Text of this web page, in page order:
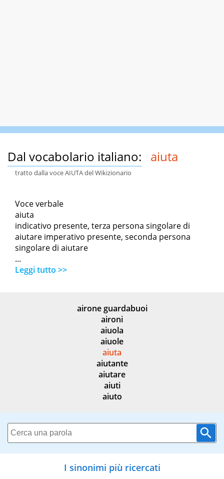
Dal vocabolario italiano: aiuta
tratto dalla voce AIUTA del Wikizionario
Voce verbale
aiuta
indicativo presente, terza persona singolare di
aiutare imperativo presente, seconda persona
singolare di aiutare
...
Leggi tutto >>
airone guardabuoi
aironi
aiuola
aiuole
aiuta
aiutante
aiutare
aiuti
aiuto
I sinonimi più ricercati